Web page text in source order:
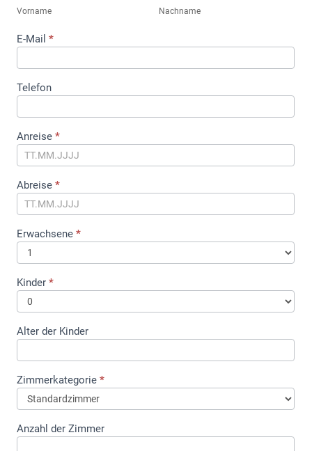
Vorname Nachname
E-Mail*
Telefon
Anreise*
Abreise*
Erwachsene*
Kinder*
Alter der Kinder
Zimmerkategorie*
Anzahl der Zimmer